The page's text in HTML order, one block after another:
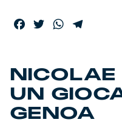
Helan x Genoa
Gift Card Online
Fortissimo batte il
Facebook
TwitterWhatsApp
NICOLAE
UN
GENOA